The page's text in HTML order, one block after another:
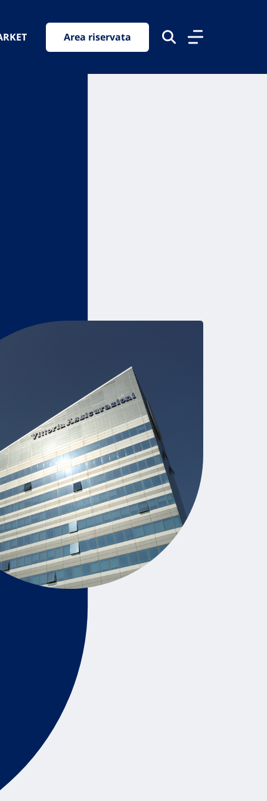
Area riservata